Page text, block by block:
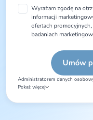
Wyrażam zgodę na
informacji
ofertach
badaniach
Administratorem danych
Warszawie, ul. Młynarska 42, 01-
Przysługujące prawa: dostępu
Pokaż więcej